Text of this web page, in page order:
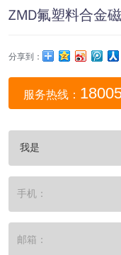
ZMD氟塑料合金
分享到：
服务热线：